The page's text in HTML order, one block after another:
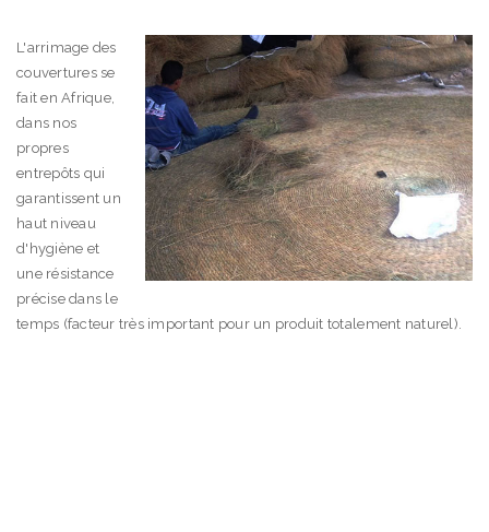
L'arrimage des
couvertures se
fait en Afrique,
dans nos
propres
entrepôts qui
garantissent un
haut niveau
d'hygiène et
une résistance
précise dans le
temps (facteur très important pour un produit totalement naturel).